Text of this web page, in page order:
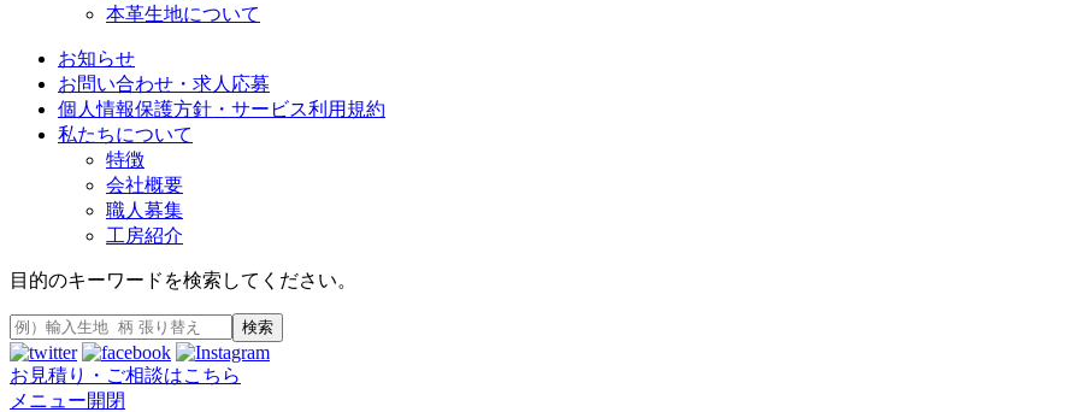
本革生地について
お知らせ
お問い合わせ・求人応募
個人情報保護方針・サービス利用規約
私たちについて
特徴
会社概要
職人募集
工房紹介
目的のキーワードを検索してください。
検索
お見積り・ご相談はこちら
メニュー開閉